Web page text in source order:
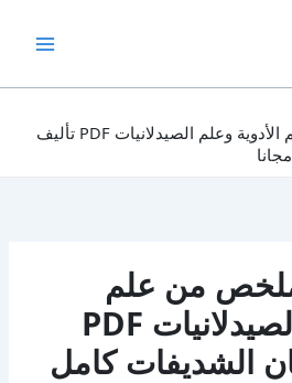
تحميل كتاب ملخص من علم الأدوية وعلم الصيدلانيات PDF تأليف
من علم
الأدوية وعلم الصيدلانيات PDF
الشديفات كامل